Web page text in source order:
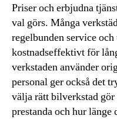
Priser och erbjudna
val görs. Många
regelbunden service
kostnadseffektivt för
verkstaden använder
personal ger också det
välja rätt bilverkstad
prestanda och hur länge